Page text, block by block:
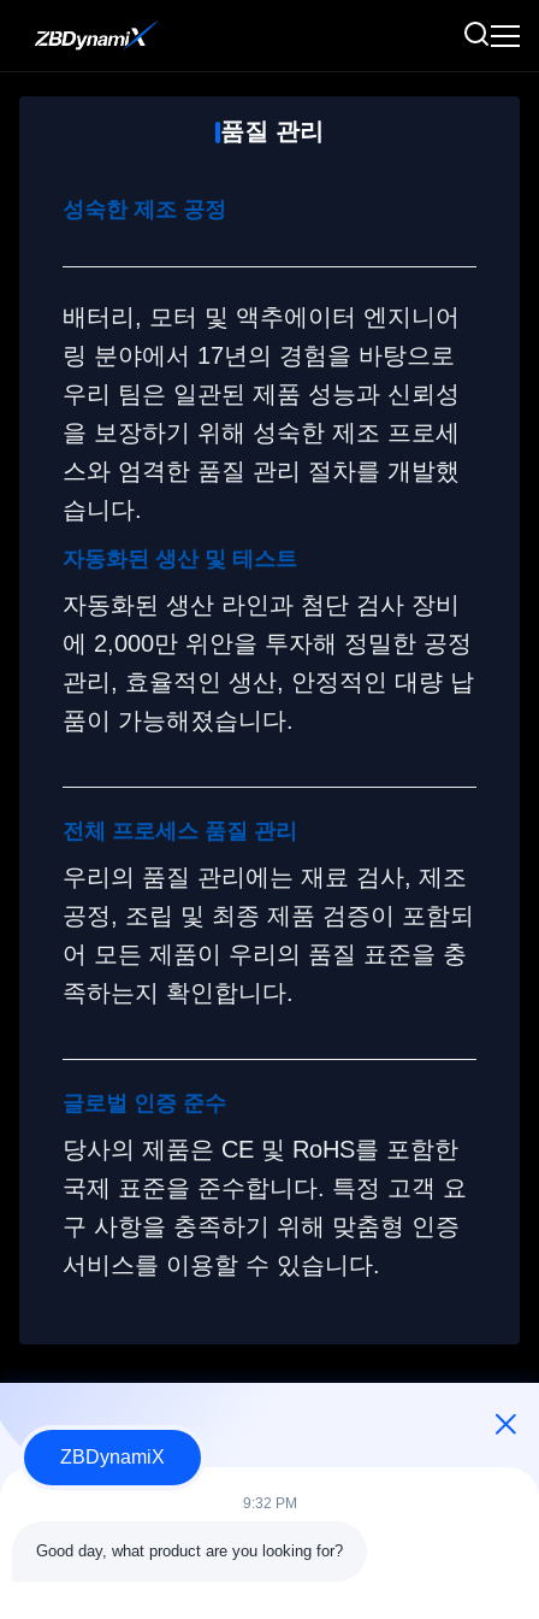
품질 관리
성숙한 제조 공정
배터리, 모터 및 액추에이터 엔지니어
링 분야에서 17년의 경험을 바탕으로
우리 팀은 일관된 제품 성능과 신뢰성
을 보장하기 위해 성숙한 제조 프로세
스와 엄격한 품질 관리 절차를 개발했
습니다.
자동화된 생산 및 테스트
자동화된 생산 라인과 첨단 검사 장비
에 2,000만 위안을 투자해 정밀한 공정
관리, 효율적인 생산, 안정적인 대량 납
품이 가능해졌습니다.
전체 프로세스 품질 관리
우리의 품질 관리에는 재료 검사, 제조
공정, 조립 및 최종 제품 검증이 포함되
어 모든 제품이 우리의 품질 표준을 충
족하는지 확인합니다.
글로벌 인증 준수
당사의 제품은 CE 및 RoHS를 포함한
국제 표준을 준수합니다. 특정 고객 요
구 사항을 충족하기 위해 맞춤형 인증
서비스를 이용할 수 있습니다.
인간형 로봇 배터리 팩 및 액추에이터 디자이너 및 제조업체.
ZBDynamiX
9:32 PM
Good day, what product are you looking for?